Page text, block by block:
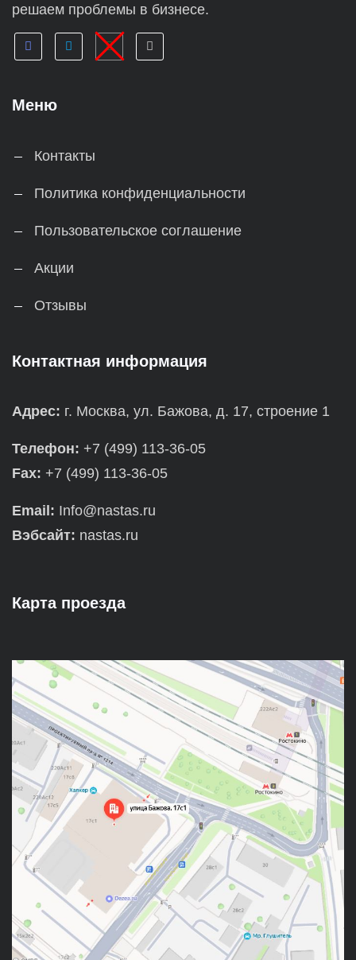
решаем проблемы в бизнесе.
Меню
Контакты
Политика конфиденциальности
Пользовательское соглашение
Акции
Отзывы
Контактная информация
Адрес: г. Москва, ул. Бажова, д. 17, строение 1
Телефон: +7 (499) 113-36-05
Fax: +7 (499) 113-36-05
Email: Info@nastas.ru
Вэбсайт: nastas.ru
Карта проезда